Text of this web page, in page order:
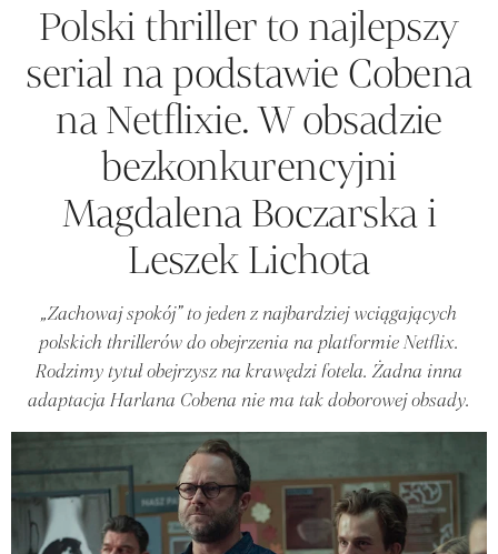
Polski thriller to najlepszy
serial na podstawie Cobena
na Netflixie. W obsadzie
bezkonkurencyjni
Magdalena Boczarska i
Leszek Lichota
„Zachowaj spokój” to jeden z najbardziej wciągających
polskich thrillerów do obejrzenia na platformie Netflix.
Rodzimy tytuł obejrzysz na krawędzi fotela. Żadna inna
adaptacja Harlana Cobena nie ma tak doborowej obsady.